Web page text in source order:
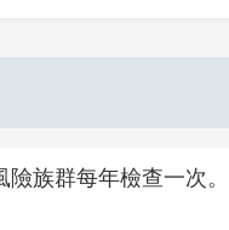
族群每年檢查一次。